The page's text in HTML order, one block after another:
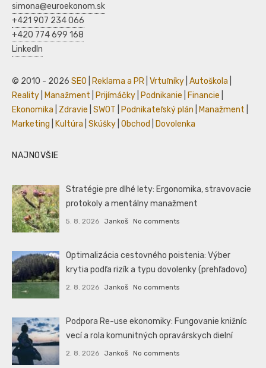
simona@euroekonom.sk
+421 907 234 066
+420 774 699 168
LinkedIn
© 2010 - 2026 SEO Reklama a PR Vrtuľníky Autoškola
Reality
Manažment Prijímáčky Podnikanie Financie
Ekonomika
Zdravie SWOT Podnikateľský plán Manažment
Marketing
Kultúra Skúšky Obchod Dovolenka
NAJNOVŠIE
Stratégie pre dlhé lety: Ergonomika, stravovacie
protokoly a mentálny manažment
5. 8. 2026 Jankoš No comments
Optimalizácia cestovného poistenia: Výber
krytia podľa rizík a typu dovolenky (prehľadovo)
2. 8. 2026 Jankoš No comments
Podpora Re-use ekonomiky: Fungovanie knižníc
vecí a rola komunitných opravárskych dielní
2. 8. 2026 Jankoš No comments